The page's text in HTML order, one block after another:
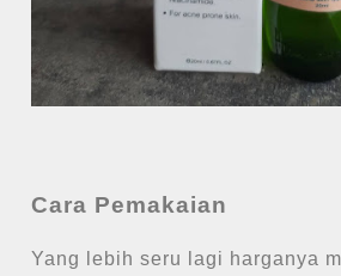
Cara Pemakaian
Yang lebih seru lagi harganya